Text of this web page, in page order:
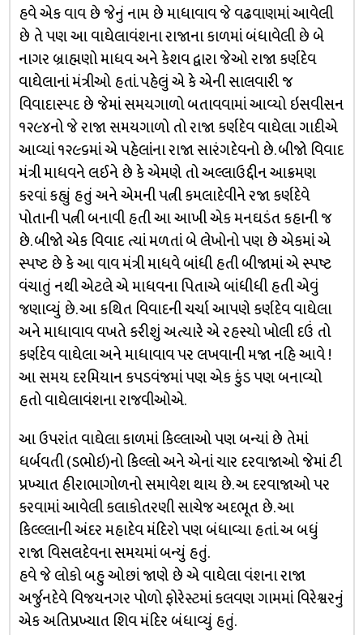
હવે એક વાવ છે જેનું નામ છે માધાવાવ જે વઢવાણમાં આવેલી
છે તે પણ આ વાઘેલાવંશના રાજાના કાળમાં બંધાવેલી છે બે
નાગર બ્રાહ્મણો માધવ અને કેશવ દ્વારા જેઓ રાજા કર્ણદેવ
વાઘેલાનાં મંત્રીઓ હતાં. પહેલું એ કે એની સાલવારી જ
વિવાદાસ્પદ છે જેમાં સમયગાળો બતાવવામાં આવ્યો ઇસવીસન
૧૨૯૪નો જે રાજા સમયગાળો તો રાજા કર્ણદેવ વાઘેલા ગાદીએ
આવ્યાં ૧૨૯૬માં એ પહેલાંના રાજા સારંગદેવનો છે. બીજો વિવાદ
મંત્રી માધવને લઈને છે કે એમણે તો અલ્લાઉદ્દીન આક્રમણ
કરવાં કહ્યું હતું અને એમની પત્ની કમલાદેવીને રજા કર્ણદેવે
પોતાની પત્ની બનાવી હતી આ આખી એક મનઘડંત કહાની જ
છે. બીજો એક વિવાદ ત્યાં મળતાં બે લેખોનો પણ છે એકમાં એ
સ્પષ્ટ છે કે આ વાવ મંત્રી માધવે બાંધી હતી બીજામાં એ સ્પષ્ટ
વંચાતું નથી એટલે એ માધવના પિતાએ બાંધીધી હતી એવું
જણાવ્યું છે. આ કથિત વિવાદની ચર્ચા આપણે કર્ણદેવ વાઘેલા
અને માધાવાવ વખતે કરીશું અત્યારે એ રહસ્યો ખોલી દઉં તો
કર્ણદેવ વાઘેલા અને માધાવાવ પર લખવાની મજા નહિ આવે !
આ સમય દરમિયાન કપડવંજમાં પણ એક કુંડ પણ બનાવ્યો
હતો વાઘેલાવંશના રાજવીઓએ.
આ ઉપરાંત વાઘેલા કાળમાં કિલ્લાઓ પણ બન્યાં છે તેમાં
ધર્બવતી (ડભોઇ)નો કિલ્લો અને એનાં ચાર દરવાજાઓ જેમાં ટી
પ્રખ્યાત હીરાભાગોળનો સમાવેશ થાય છે. અ દરવાજાઓ પર
કરવામાં આવેલી કલાકોતરણી સાચેજ અદભૂત છે. આ
કિલ્લ્લાની અંદર મહાદેવ મંદિરો પણ બંધાવ્યા હતાં. અ બધું
રાજા વિસલદેવના સમયમાં બન્યું હતું.
હવે જે લોકો બહુ ઓછાં જાણે છે એ વાઘેલા વંશના રાજા
અર્જુનદેવે વિજયનગર પોળો ફોરેસ્ટમાં કલવણ ગામમાં વિરેશ્વરનું
એક અતિપ્રખ્યાત શિવ મંદિર બંધાવ્યું હતું.